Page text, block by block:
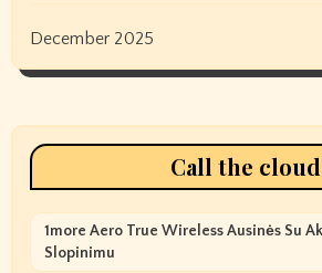
December 2025
Call the
1more Aero True Wireless Ausinės Su
Slopinimu